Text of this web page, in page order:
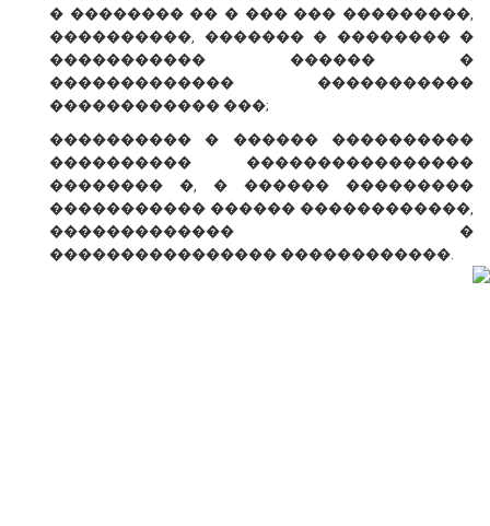
� �������� �� � ��� ��� ���������,
����������, ������� � �������� �
����������� ������ �
������������� �����������
������������ ���;
���������� � ������ ����������
���������� ����������������
�������� �, � ������ ���������
����������� ������ ������������,
������������� �
���������������� ������������.